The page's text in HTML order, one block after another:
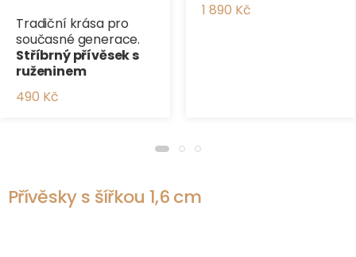
Tradiční krása pro
současné generace.
Stříbrný přívěsek s
ruženinem
490 Kč
1 890 Kč
Přívěsky s šířkou 1,6 cm